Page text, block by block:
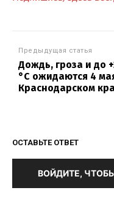
Предыдущая статья
Дождь, гроза и до
°С ожидаются 4
Краснодарском
ОСТАВЬТЕ ОТВЕТ
ВОЙДИТЕ,